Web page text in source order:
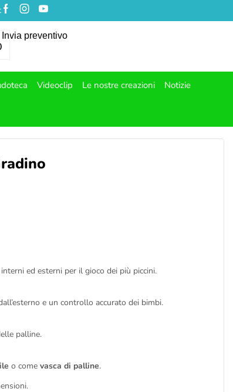
Invia preventivo
Videoclip Le nostre creazioni Notizie
interni ed esterni per il gioco dei più piccini.
e un controllo accurato dei bimbi.
palline.
o come vasca di palline.